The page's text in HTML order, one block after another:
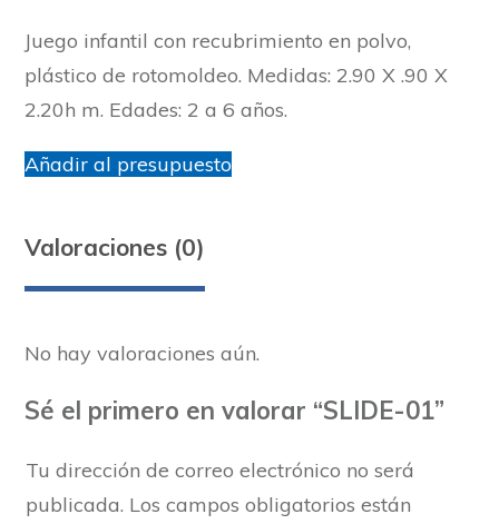
Juego infantil con recubrimiento en polvo,
plástico de rotomoldeo. Medidas: 2.90 X .90 X
2.20h m. Edades: 2 a 6 años.
Añadir al presupuesto
Valoraciones (0)
No hay valoraciones aún.
Sé el primero en valorar “SLIDE-01”
Tu dirección de correo electrónico no será
publicada. Los campos obligatorios están